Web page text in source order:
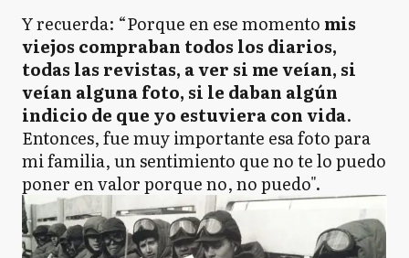
Y recuerda: “Porque en ese momento mis
viejos compraban todos los diarios,
todas las revistas, a ver si me veían, si
veían alguna foto, si le daban algún
indicio de que yo estuviera con vida.
Entonces, fue muy importante esa foto para
mi familia, un sentimiento que no te lo puedo
poner en valor porque no, no puedo".